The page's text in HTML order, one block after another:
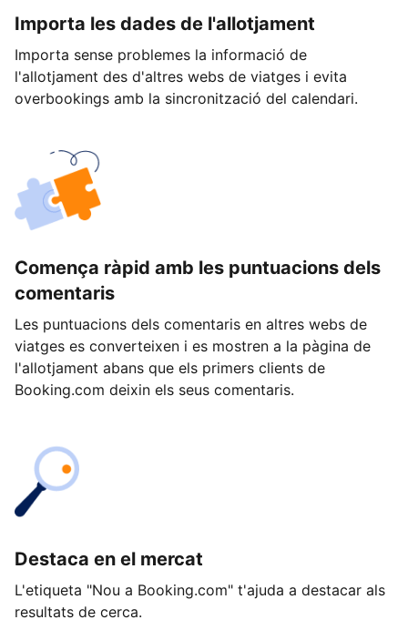
Importa les dades de l'allotjament
Importa sense problemes la informació de
l'allotjament des d'altres webs de viatges i evita
overbookings amb la sincronització del calendari.
Comença ràpid amb les puntuacions dels
comentaris
Les puntuacions dels comentaris en altres webs de
viatges es converteixen i es mostren a la pàgina de
l'allotjament abans que els primers clients de
Booking.com deixin els seus comentaris.
Destaca en el mercat
L'etiqueta "Nou a Booking.com" t'ajuda a destacar als
resultats de cerca.